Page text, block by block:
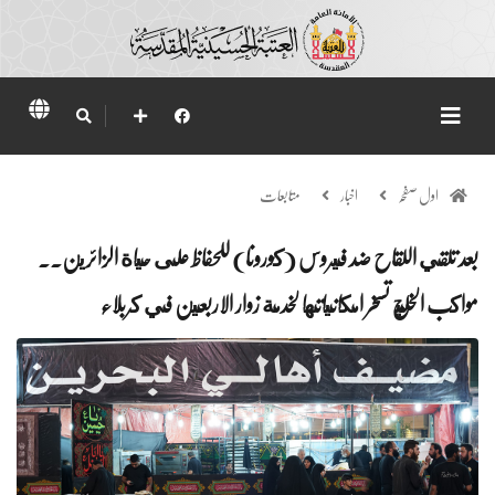
اول صفحہ اخبار متابعات
بعد تلقي اللقاح ضد فيروس (كورونا) للحفاظ على حياة الزائرين..
مواكب الخليج تسخر امكانياتها لخدمة زوار الاربعين في كربلاء